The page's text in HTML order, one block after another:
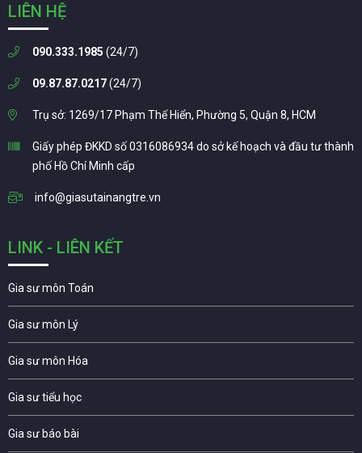
LIÊN HỆ
090.333.1985 (24/7)
09.87.87.0217(24/7)
Trụ sở: 1269/17 Phạm Thế Hiển, Phường 5, Quận 8, HCM
Giấy phép ĐKKD số 0316086934 do sở kế hoạch và đầu tư thành
phố Hồ Chí Minh cấp
info@giasutainangtre.vn
LINK - LIÊN KẾT
Gia sư môn Toán
Gia sư môn Lý
Gia sư môn Hóa
Gia sư tiểu học
Gia sư báo bài